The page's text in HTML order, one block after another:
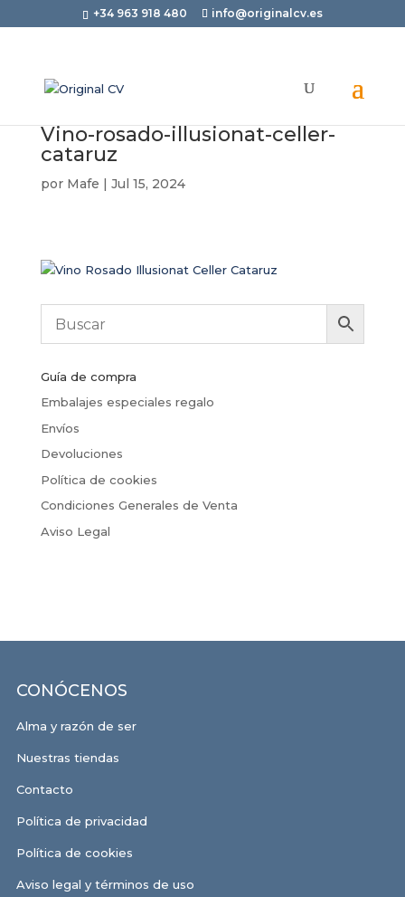
+34 963 918 480 info@originalcv.es
Vino-rosado-illusionat-celler-
cataruz
por Mafe | Jul 15, 2024
Guía de compra
Embalajes especiales regalo
Envíos
Devoluciones
Política de cookies
Condiciones Generales de Venta
Aviso Legal
CONÓCENOS
Alma y razón de ser
Nuestras tiendas
Contacto
Política de privacidad
Política de cookies
Aviso legal y términos de uso